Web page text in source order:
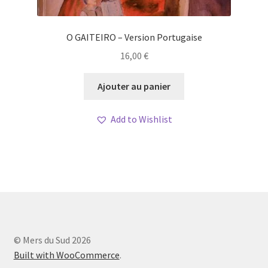
O GAITEIRO – Version Portugaise
16,00 €
Ajouter au panier
Add to Wishlist
© Mers du Sud 2026
Built with WooCommerce.